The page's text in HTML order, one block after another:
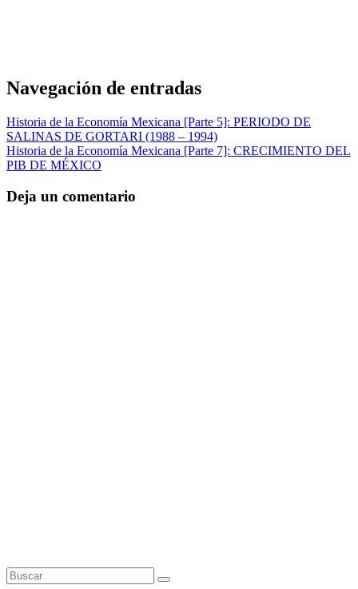
Navegación de entradas
Historia de la Economía Mexicana [Parte 5]: PERIODO DE
SALINAS DE GORTARI (1988 – 1994)
Historia de la Economía Mexicana [Parte 7]: CRECIMIENTO DEL
PIB DE MÉXICO
Deja un comentario